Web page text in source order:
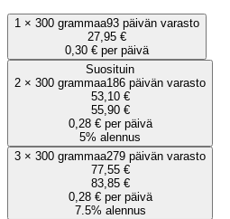
1 × 300 grammaa93 päivän varasto
27,95 €
0,30 € per päivä
Suosituin
2 × 300 grammaa186 päivän varasto
53,10 €
55,90 €
0,28 € per päivä
5% alennus
3 × 300 grammaa279 päivän varasto
77,55 €
83,85 €
0,28 € per päivä
7.5% alennus